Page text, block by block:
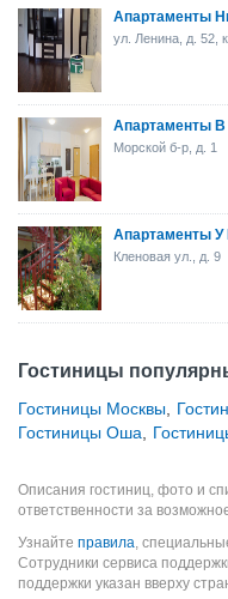
Апартаменты
ул. Ленина, д. 52,
Апартаменты В
Морской б-р, д. 1
Апартаменты
Кленовая ул., д. 9
Гостиницы
Гостиницы Москвы
Гостиницы Оша
Описания гостиниц, фото и
ответственности за
Узнайте правила,
Сотрудники сервиса
поддержки указан вверху